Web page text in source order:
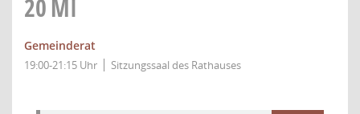
20MI
Gemeinderat
19:00-21:15 Uhr Sitzungssaal des Rathauses